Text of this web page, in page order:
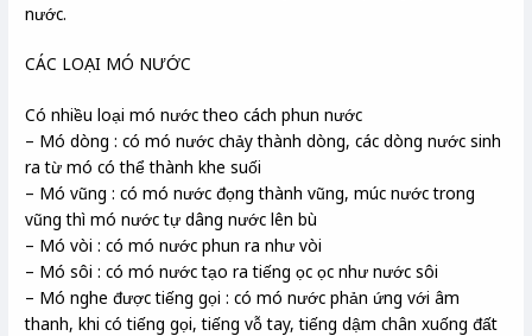
nước.
CÁC LOẠI MÓ NƯỚC
Có nhiều loại mó nước theo cách phun nước
– Mó dòng : có mó nước chảy thành dòng, các dòng nước sinh
ra từ mó có thể thành khe suối
– Mó vũng : có mó nước đọng thành vũng, múc nước trong
vũng thì mó nước tự dâng nước lên bù
– Mó vòi : có mó nước phun ra như vòi
– Mó sôi : có mó nước tạo ra tiếng ọc ọc như nước sôi
– Mó nghe được tiếng gọi : có mó nước phản ứng với âm
thanh, khi có tiếng gọi, tiếng vỗ tay, tiếng dậm chân xuống đất